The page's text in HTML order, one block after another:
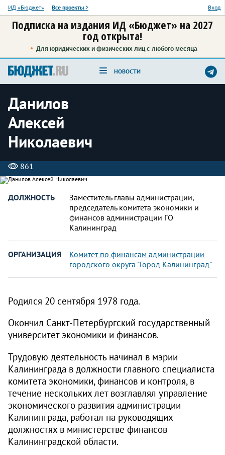
ИД «Бюджет» Все проекты > Вход
Подписка на издания ИД «Бюджет» на 2027
год открыта!
Для юридических и физических лиц с любого месяца
НОВОСТИ
Данилов
Алексей
Николаевич
861
ДОЛЖНОСТЬ
Заместитель главы администрации,
председатель комитета экономики и
финансов администрации ГО
Калининград
ОРГАНИЗАЦИЯ
Комитет по финансам администрации
городского округа "Город Калининград"
Родился 20 сентября 1978 года.
Окончил Санкт-Петербургский государственный
университет экономики и финансов.
Трудовую деятельность начинал в мэрии
Калининграда в должности главного специалиста
комитета экономики, финансов и контроля, в
течение нескольких лет возглавлял управление
экономического развития администрации
Калининграда, работал на руководящих
должностях в министерстве финансов
Калининградской области.